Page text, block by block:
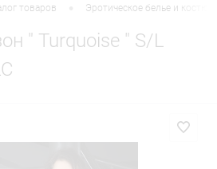
товаров Эротическое белье и
" Turquoise " S/L